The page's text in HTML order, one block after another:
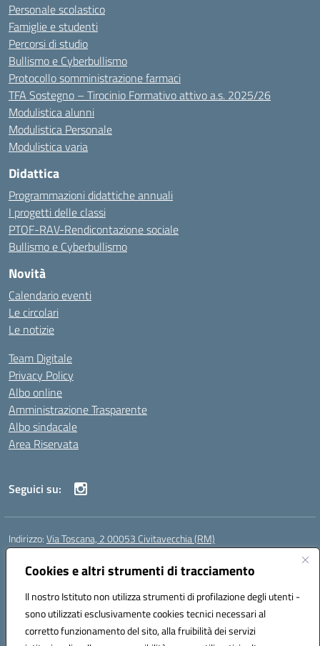
Cookies e altri strumenti di tracciamento
Il nostro Istituto non utilizza strumenti di profilazione degli utenti -
sono utilizzati esclusivamente cookies tecnici necessari al
corretto funzionamento del sito, alla fruibilità dei servizi
Personale scolastico
Famiglie e studenti
Percorsi di studio
Bullismo e Cyberbullismo
Protocollo somministrazione farmaci
TFA Sostegno – Tirocinio Formativo attivo a.s. 2025/26
Modulistica alunni
Modulistica Personale
Modulistica varia
Didattica
Programmazioni didattiche annuali
I progetti delle classi
PTOF-RAV-Rendicontazione sociale
Bullismo e Cyberbullismo
Novità
Calendario eventi
Le circolari
Le notizie
Team Digitale
Privacy Policy
Albo online
Amministrazione Trasparente
Albo sindacale
Area Riservata
Seguici su:
Indirizzo:Via Toscana, 2 00053 Civitavecchia (RM)
Centralino:
Posta elettronica certificata (PEC):rmic8b900g@pec.istruzione.it
Codice fiscale: 91038380589
Codice meccanografico:RMIC8B900G
Codice Indice delle Pubbliche Amministrazioni (IPA): istsc_rmic8b900g
Codice unico di fatturazione (CUF): UFP4NO